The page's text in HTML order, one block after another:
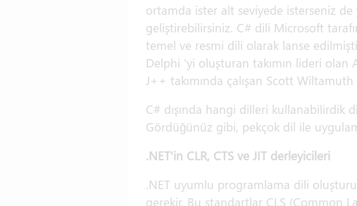
ortamda ister alt seviyede isterseniz de
geliştirebilirsiniz. C# dili Microsoft
temel ve resmi dili olarak lanse
Delphi 'yi oluşturan takımın lideri
J++ takımında çalışan Scott
C# dışında hangi dilleri kullanabilirdik
Gördüğünüz gibi, pekçok dil ile
.NET'in CLR, CTS ve JIT derleyicileri
.NET uyumlu programlama dili
gerekir. Bu standartlar CLS (Common